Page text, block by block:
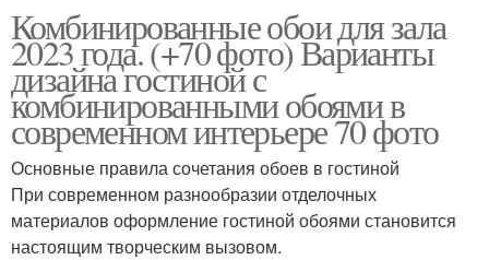
Комбинированные обои для зала
2023 года. (+70 фото) Варианты
дизайна гостиной с
комбинированными обоями в
современном интерьере 70 фото
Основные правила сочетания обоев в гостиной
При современном разнообразии отделочных
материалов оформление гостиной обоями становится
настоящим творческим вызовом.